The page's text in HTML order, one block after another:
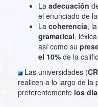
La adecuación
el enunciado de
La coherencia,
gramatical,
así como su
el 10% de la
Las universidades (
realicen a lo largo de la
preferentemente los